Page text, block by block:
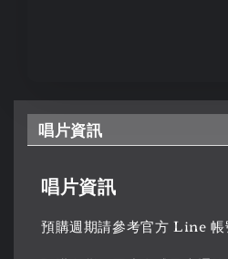
唱片資訊
唱片資訊
預購週期請參考官方 Line 帳